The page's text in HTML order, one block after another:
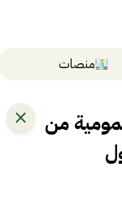
منصات
من